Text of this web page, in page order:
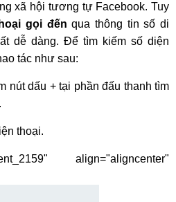
xã hội tương tự Facebook. Tuy
gọi đến qua thông tin số di
dễ dàng. Để tìm kiếm số diện
tác như sau:
nút dấu + tại phần đấu thanh tìm
thoại.
align="aligncenter"